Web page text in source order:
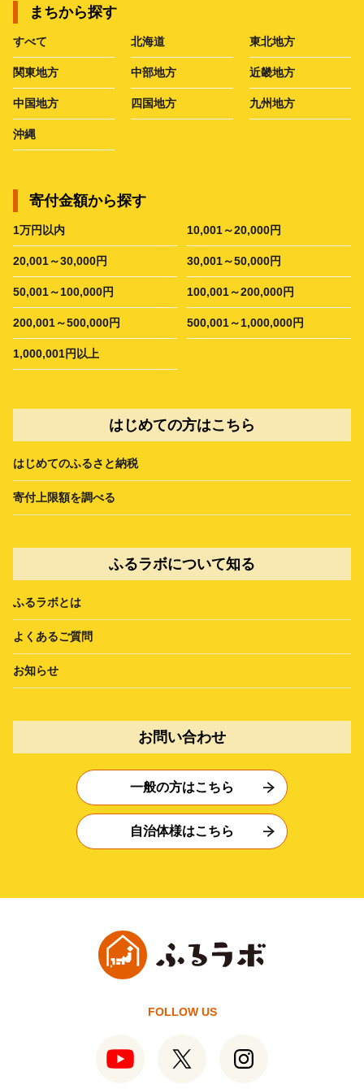
まちから探す
すべて 北海道 東北地方
関東地方 中部地方 近畿地方
中国地方 四国地方 九州地方
沖縄
寄付金額から探す
1万円以内 10,001～20,000円
20,001～30,000円 30,001～50,000円
50,001～100,000円 100,001～200,000円
200,001～500,000円 500,001～1,000,000円
1,000,001円以上
はじめての方はこちら
はじめてのふるさと納税
寄付上限額を調べる
ふるラボについて知る
ふるラボとは
よくあるご質問
お知らせ
お問い合わせ
一般の方はこちら
自治体様はこちら
FOLLOW US